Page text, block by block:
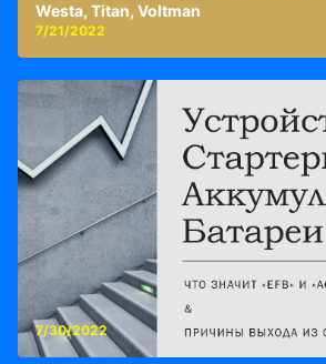
Westa, Titan, Voltman
7/21/2022
7/30/2022